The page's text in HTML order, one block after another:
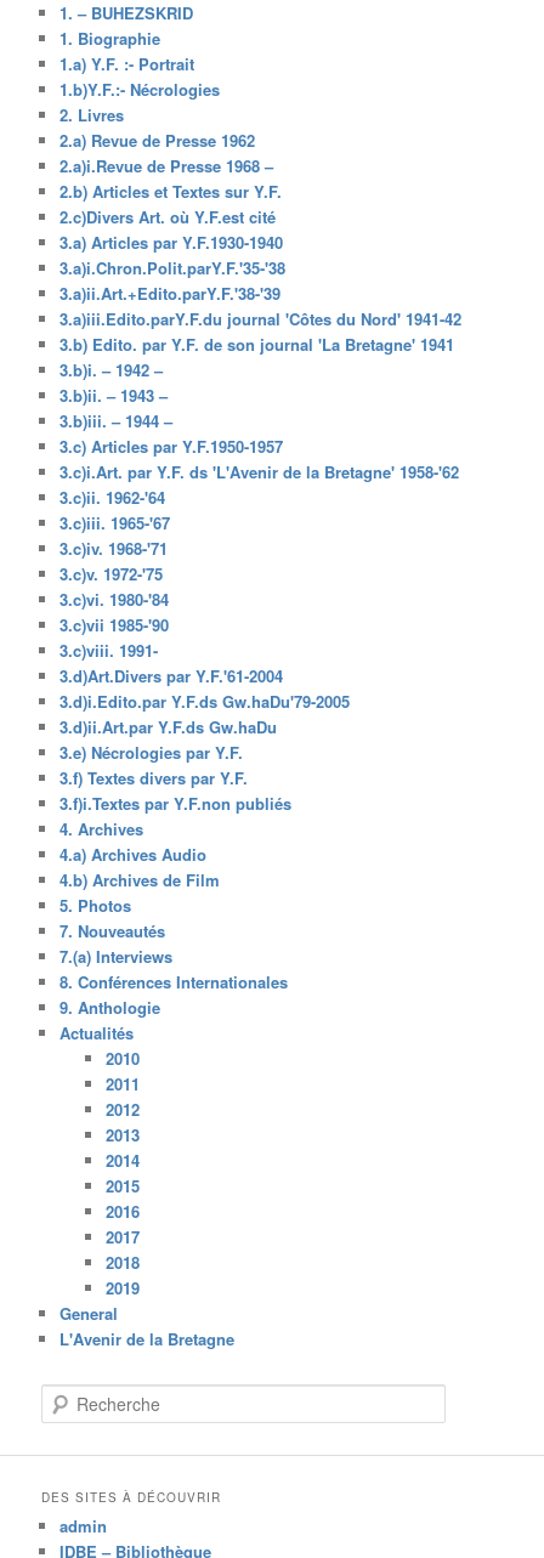
1. – BUHEZSKRID
1. Biographie
1.a) Y.F. :- Portrait
1.b)Y.F.:- Nécrologies
2. Livres
2.a) Revue de Presse 1962
2.a)i.Revue de Presse 1968 –
2.b) Articles et Textes sur Y.F.
2.c)Divers Art. où Y.F.est cité
3.a) Articles par Y.F.1930-1940
3.a)i.Chron.Polit.parY.F.'35-'38
3.a)ii.Art.+Edito.parY.F.'38-'39
3.a)iii.Edito.parY.F.du journal 'Côtes du Nord' 1941-42
3.b) Edito. par Y.F. de son journal 'La Bretagne' 1941
3.b)i. – 1942 –
3.b)ii. – 1943 –
3.b)iii. – 1944 –
3.c) Articles par Y.F.1950-1957
3.c)i.Art. par Y.F. ds 'L'Avenir de la Bretagne' 1958-'62
3.c)ii. 1962-'64
3.c)iii. 1965-'67
3.c)iv. 1968-'71
3.c)v. 1972-'75
3.c)vi. 1980-'84
3.c)vii 1985-'90
3.c)viii. 1991-
3.d)Art.Divers par Y.F.'61-2004
3.d)i.Edito.par Y.F.ds Gw.haDu'79-2005
3.d)ii.Art.par Y.F.ds Gw.haDu
3.e) Nécrologies par Y.F.
3.f) Textes divers par Y.F.
3.f)i.Textes par Y.F.non publiés
4. Archives
4.a) Archives Audio
4.b) Archives de Film
5. Photos
7. Nouveautés
7.(a) Interviews
8. Conférences Internationales
9. Anthologie
Actualités
2010
2011
2012
2013
2014
2015
2016
2017
2018
2019
General
L'Avenir de la Bretagne
e
e
c
DES SITES À DÉCOUVRIR
admin
IDBE – Bibliothèque